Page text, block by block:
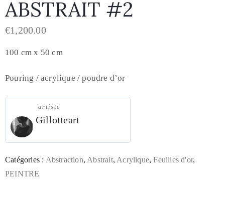
ABSTRAIT #2
€1,200.00
100 cm x 50 cm
Pouring / acrylique / poudre d’or
artiste
Gillotteart
Catégories : Abstraction,Abstrait,Acrylique,Feuilles d'or,
PEINTRE